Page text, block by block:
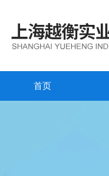
首页